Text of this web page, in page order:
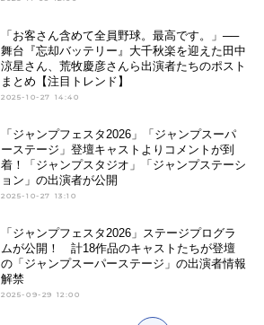
「お客さん含めて全員野球。最高です。」──
舞台『忘却バッテリー』大千秋楽を迎えた田中
涼星さん、荒牧慶彦さんら出演者たちのポスト
まとめ【注目トレンド】
2025-10-27 14:40
「ジャンプフェスタ2026」「ジャンプスーパ
ーステージ」登壇キャストよりコメントが到
着！「ジャンプスタジオ」「ジャンプステーシ
ョン」の出演者が公開
2025-10-27 13:10
「ジャンプフェスタ2026」ステージプログラ
ムが公開！ 計18作品のキャストたちが登壇
の「ジャンプスーパーステージ」の出演者情報
解禁
2025-09-29 12:00